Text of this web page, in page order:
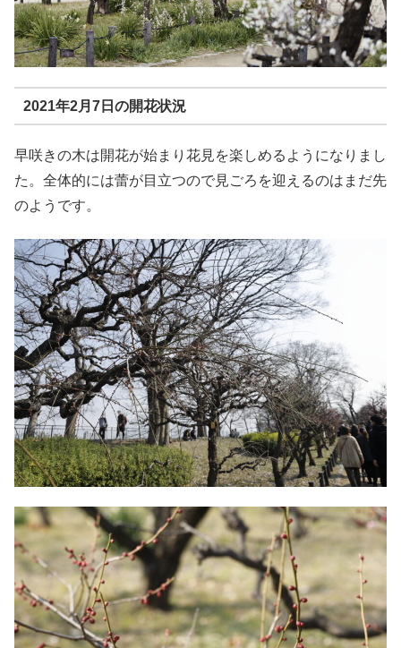
2021年2月7日の開花状況
早咲きの木は開花が始まり花見を楽しめるようになりまし
た。全体的には蕾が目立つので見ごろを迎えるのはまだ先
のようです。